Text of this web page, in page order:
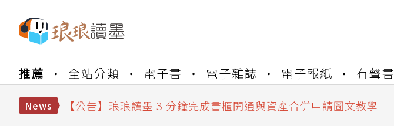
推薦 全站分類 電子書 電子雜誌 電子報紙 有聲書
News
【公告】琅琅讀墨數位閱讀資產合併與書櫃開通申請
【公告】琅琅讀墨 3 分鐘完成書櫃開通與資產合併申請圖文教學